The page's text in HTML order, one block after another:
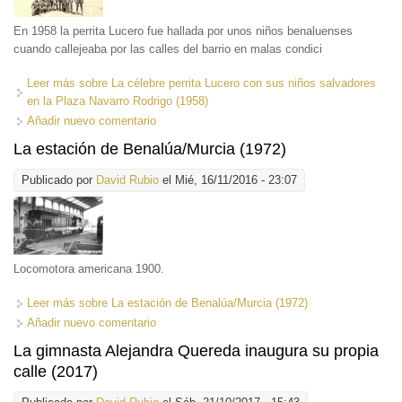
En 1958 la perrita Lucero fue hallada por unos niños benaluenses
cuando callejeaba por las calles del barrio en malas condici
Leer más sobre La célebre perrita Lucero con sus niños salvadores
en la Plaza Navarro Rodrigo (1958)
Añadir nuevo comentario
La estación de Benalúa/Murcia (1972)
Publicado por David Rubio el Mié, 16/11/2016 - 23:07
Locomotora americana 1900.
Leer más sobre La estación de Benalúa/Murcia (1972)
Añadir nuevo comentario
La gimnasta Alejandra Quereda inaugura su propia
calle (2017)